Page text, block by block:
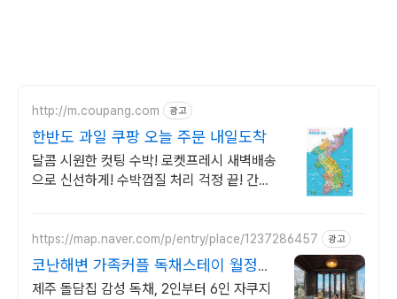
http://m.coupang.com 광고
한반도 과일 쿠팡 오늘 주문 내일도착
달콤 시원한 컷팅 수박! 로켓프레시 새벽배송
으로 신선하게! 수박껍질 처리 걱정 끝! 간편
https://map.naver.com/p/entry/place/1237286457 광고
코난해변 가족커플 독채스테이 월정리
근처 감성 독채 2채
제주 돌담집 감성 독채, 2인부터 6인 자쿠지